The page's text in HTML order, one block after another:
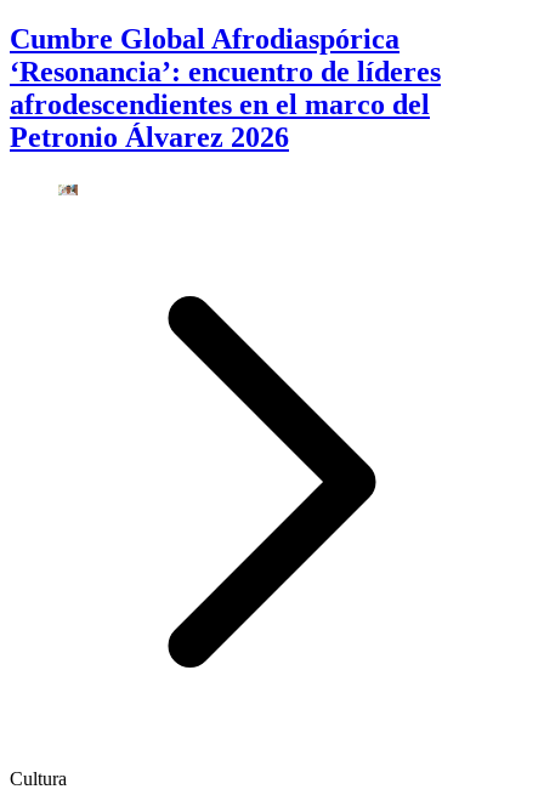
Cumbre Global Afrodiaspórica
‘Resonancia’: encuentro de líderes
afrodescendientes en el marco del
Petronio Álvarez 2026
Cultura